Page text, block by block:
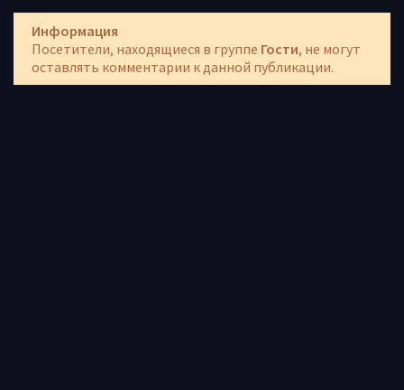
Информация
Посетители, находящиеся в группе Гости, не могут
оставлять комментарии к данной публикации.